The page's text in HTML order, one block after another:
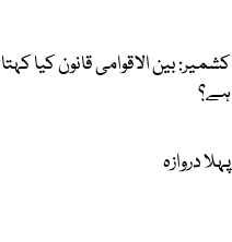
کشمیر: بین الاقوامی قانون کیا کہتا
ہے؟
پہلا دروازہ